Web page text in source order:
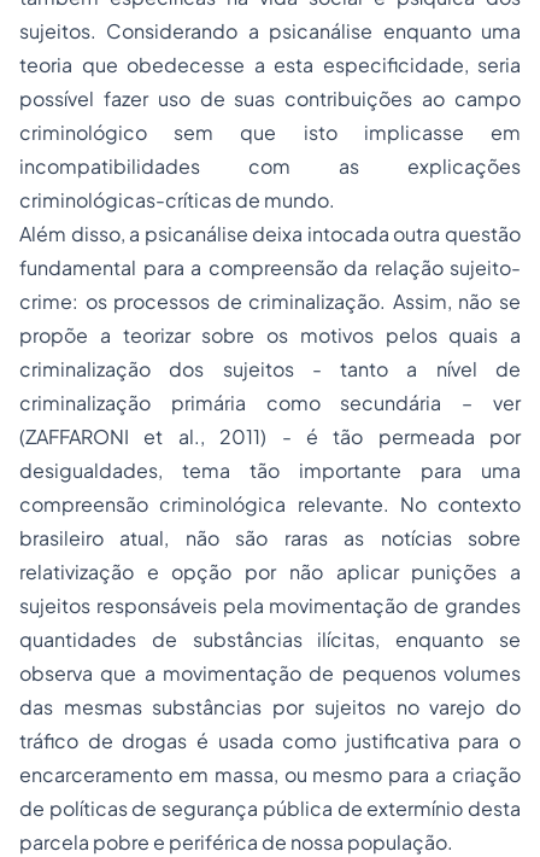
sujeitos. Considerando a psicanálise enquanto uma
teoria que obedecesse a esta especificidade, seria
possível fazer uso de suas contribuições ao campo
criminológico sem que isto implicasse em
incompatibilidades com as explicações
criminológicas-críticas de mundo.
Além disso, a psicanálise deixa intocada outra questão
fundamental para a compreensão da relação sujeito-
crime: os processos de criminalização. Assim, não se
propõe a teorizar sobre os motivos pelos quais a
criminalização dos sujeitos - tanto a nível de
criminalização primária como secundária – ver
(ZAFFARONI et al., 2011) - é tão permeada por
desigualdades, tema tão importante para uma
compreensão criminológica relevante. No contexto
brasileiro atual, não são raras as notícias sobre
relativização e opção por não aplicar punições a
sujeitos responsáveis pela movimentação de grandes
quantidades de substâncias ilícitas, enquanto se
observa que a movimentação de pequenos volumes
das mesmas substâncias por sujeitos no varejo do
tráfico de drogas é usada como justificativa para o
encarceramento em massa, ou mesmo para a criação
de políticas de segurança pública de extermínio desta
parcela pobre e periférica de nossa população.